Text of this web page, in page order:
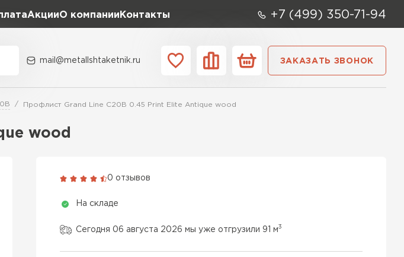
АкцииО компании Контакты +7 (499) 350-71-94
mail@metallshtaketnik.ru ЗАКАЗАТЬ ЗВОНОК
Профлист Grand Line C20В 0.45 Print Elite Antique wood
wood
0 отзывов
На складе
Сегодня 06 августа 2026 мы уже отгрузили 91 м3